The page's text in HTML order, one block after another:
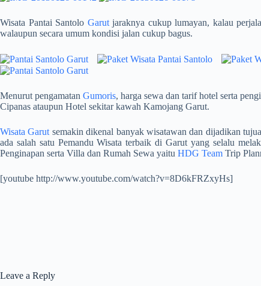
Wisata Pantai Santolo Garutjaraknya cukup lumayan, kalau
walaupun secara umum kondisi jalan cukup bagus.
Menurut pengamatan Gumoris, harga sewa dan tarif hotel serta
Cipanas ataupun Hotel sekitar kawah Kamojang Garut.
Wisata Garut semakin dikenal banyak wisatawan dan dijadikan
ada salah satu Pemandu Wisata terbaik di Garut yang selalu
Penginapan serta Villa dan Rumah Sewa yaitu HDG Team Trip
[youtube http://www.youtube.com/watch?v=8D6kFRZxyHs]
Leave a Reply